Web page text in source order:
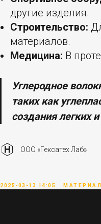
другие изделия.
Строительство:
материалов.
Медицина: В
Углеродное
таких как
создания легких
ООО «Гексатех Лаб»
2025-03-13 14:05